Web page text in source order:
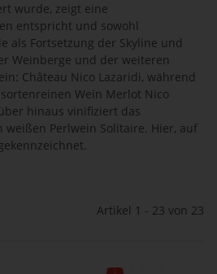
wurde, zeigt eine
entspricht und sowohl
als Fortsetzung der Skyline und
Weinberge und der weiteren
Château Nico Lazaridi, während
Wein Merlot Nico
hinaus vinifiziert das
Perlwein Solitaire. Hier, auf
Artikel 1 - 23 von 23